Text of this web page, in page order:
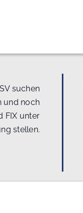
suchen
und noch
FIX unter
stellen.